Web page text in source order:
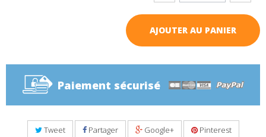
AJOUTER AU PANIER
Paiement sécurisé
Tweet Partager Google+ Pinterest